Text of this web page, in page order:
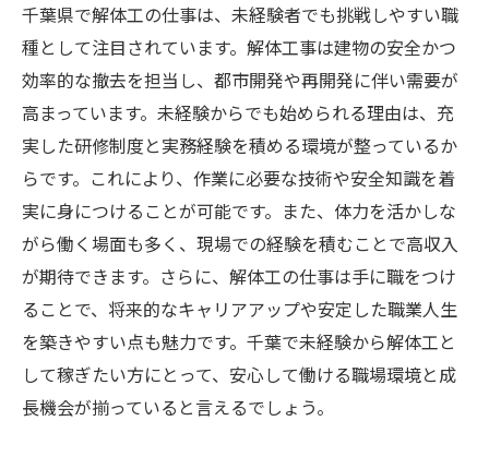
千葉県で解体工の仕事は、未経験者でも挑戦しやすい職
種として注目されています。解体工事は建物の安全かつ
効率的な撤去を担当し、都市開発や再開発に伴い需要が
高まっています。未経験からでも始められる理由は、充
実した研修制度と実務経験を積める環境が整っているか
らです。これにより、作業に必要な技術や安全知識を着
実に身につけることが可能です。また、体力を活かしな
がら働く場面も多く、現場での経験を積むことで高収入
が期待できます。さらに、解体工の仕事は手に職をつけ
ることで、将来的なキャリアアップや安定した職業人生
を築きやすい点も魅力です。千葉で未経験から解体工と
して稼ぎたい方にとって、安心して働ける職場環境と成
長機会が揃っていると言えるでしょう。